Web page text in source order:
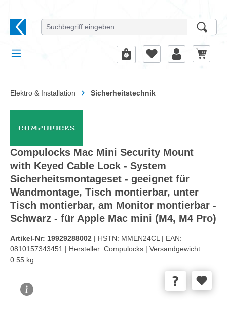
Elektro & Installation Sicherheitstechnik
Compulocks Mac Mini Security Mount
with Keyed Cable Lock - System
Sicherheitsmontageset - geeignet für
Wandmontage, Tisch montierbar, unter
Tisch montierbar, am Monitor montierbar -
Schwarz - für Apple Mac mini (M4, M4 Pro)
Artikel-Nr: 19929288002 | HSTN: MMEN24CL | EAN:
0810157343451 | Hersteller: Compulocks | Versandgewicht:
0.55 kg